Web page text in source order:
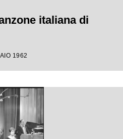
italiana di
1962